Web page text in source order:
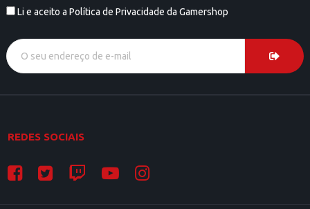
Li e aceito a Política de Privacidade da Gamershop
REDES SOCIAIS